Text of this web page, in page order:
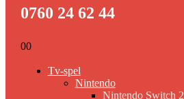
0760 24 62 44
00
Tv-spel
Nintendo
Nintendo Switch 2